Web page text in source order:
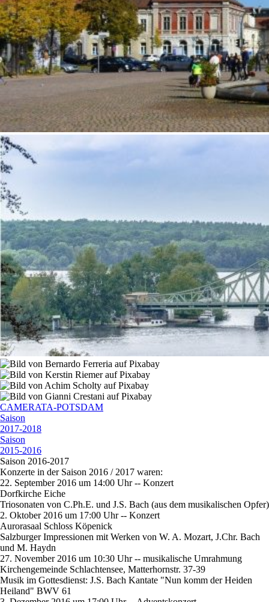
CAMERATA-POTSDAM
Saison
2017-2018
Saison
2015-2016
Saison 2016-2017
Konzerte in der Saison 2016 / 2017 waren:
22. September 2016 um 14:00 Uhr -- Konzert
Dorfkirche Eiche
Triosonaten von C.Ph.E. und J.S. Bach (aus dem musikalischen Opfer)
2. Oktober 2016 um 17:00 Uhr -- Konzert
Aurorasaal Schloss Köpenick
Salzburger Impressionen mit Werken von W. A. Mozart, J.Chr. Bach
und M. Haydn
27. November 2016 um 10:30 Uhr -- musikalische Umrahmung
Kirchengemeinde Schlachtensee, Matterhornstr. 37-39
Musik im Gottesdienst: J.S. Bach Kantate "Nun komm der Heiden
Heiland" BWV 61